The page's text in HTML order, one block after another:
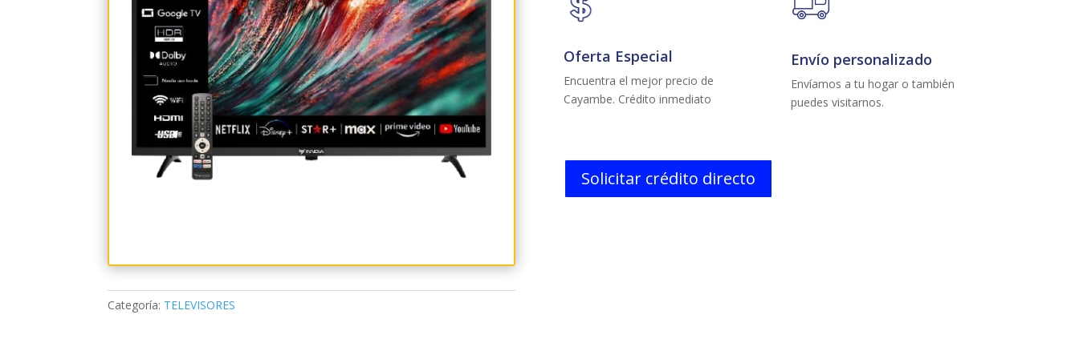
Categoría: TELEVISORES
Oferta Especial
Encuentra el mejor precio de
Cayambe. Crédito inmediato
Envío personalizado
Envíamos a tu hogar o también
puedes visitarnos.
Solicitar crédito directo